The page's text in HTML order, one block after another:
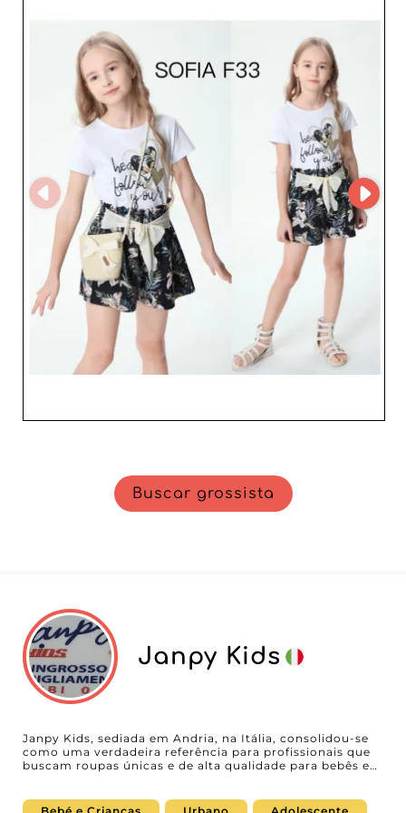
Optar por SOFIA é ter a garantia de uma colaboração
fiável, focada na satisfação do cliente. Os benefícios de
trabalhar com SOFIA não se limitam à sua gama
excecional de produtos. A grande mais-valia deste
fornecedor está também na sua rapidez de resposta e no
serviço personalizado, assegurando entregas rápidas e
aconselhamento certeiro para otimizar a sua oferta
comercial. SOFIA compromete-se a ser mais do que um
simples fornecedor; é um parceiro de confiança que
acompanha o crescimento da sua loja. Colaborando com
SOFIA, os revendedores podem reforçar as suas coleções
com peças essenciais e tendência, tirando partido de
condições vantajosas e competitivas. Aproveite a
experiência e a expertise de SOFIA para oferecer aos seus
clientes o melhor vestuário infantil. Não perca a
oportunidade de trabalhar com um grossista que
entende o seu mercado e ajuda a destacar-se com
produtos de alta qualidade a preços atrativos.
Buscar grossista
Janpy Kids
Janpy Kids, sediada em Andria, na Itália, consolidou-se
como uma verdadeira referência para profissionais que
buscam roupas únicas e de alta qualidade para bebês e
swimwear que atendem perfeitamente às necessidades